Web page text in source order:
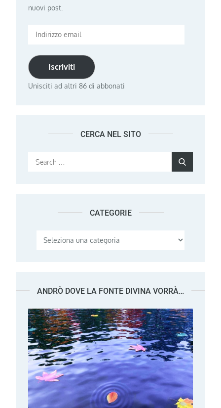
nuovi post.
Indirizzo
Iscriviti
Unisciti ad altri 86 di abbonati
CERCA NEL SITO
Search
CATEGORIE
Categorie
ANDRÒ DOVE LA FONTE DIVINA VORRÀ…